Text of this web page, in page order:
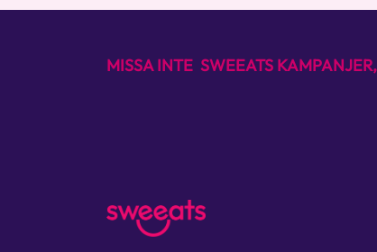
MISSA INTE SWEEATS